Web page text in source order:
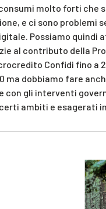
molto forti che
e ci sono problemi
Possiamo quindi
al contributo della
Confidi fino a
ma dobbiamo fare
con gli interventi
ambiti e esagerati